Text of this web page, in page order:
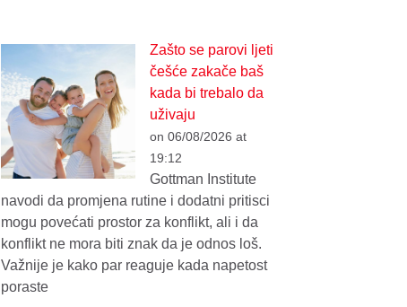
Zašto se parovi ljeti
češće zakače baš
kada bi trebalo da
uživaju
on 06/08/2026 at
19:12
Gottman Institute
navodi da promjena rutine i dodatni pritisci
mogu povećati prostor za konflikt, ali i da
konflikt ne mora biti znak da je odnos loš.
Važnije je kako par reaguje kada napetost
poraste